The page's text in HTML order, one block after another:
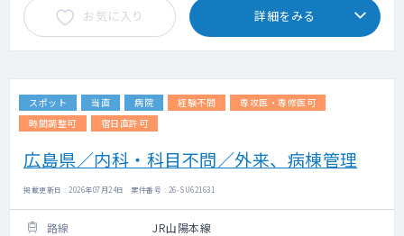
お気に入り 詳細をみる
スポット 当直 病院 経験不問
専攻医・専修医可
時間調整可
宿日直許可
広島県／内科・科目不問／外来、病棟管理
掲載更新日 : 2026年07月24日 案件番号 : 26-SU621631
路線 JR山陽本線